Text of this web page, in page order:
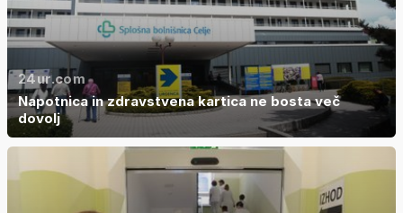
24ur.com
Napotnica in zdravstvena kartica ne bosta več
dovolj